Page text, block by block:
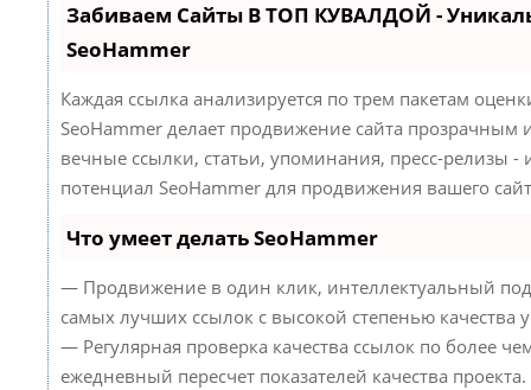
Забиваем Сайты В ТОП КУВАЛДОЙ -
SeoHammer
Каждая ссылка анализируется по трем пакетам
SeoHammer делает продвижение сайта прозрачным
вечные ссылки, статьи, упоминания, пресс-релизы -
потенциал SeoHammer для продвижения вашего
Что умеет делать SeoHammer
— Продвижение в один клик, интеллектуальный
самых лучших ссылок с высокой степенью качества
— Регулярная проверка качества ссылок по более
ежедневный пересчет показателей качества проекта.